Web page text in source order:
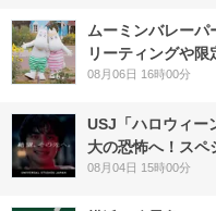
ムーミンバレーパ
リーティングや限
08月06日 16時00分
USJ「ハロウィー
大の恐怖へ！スペ
08月04日 15時00分